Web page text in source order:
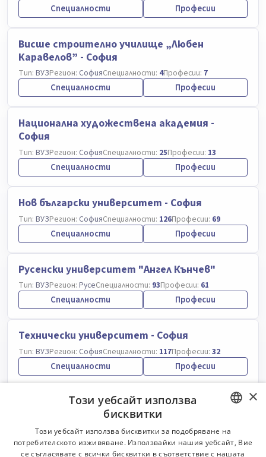
Специалности Професии
Висше строително училище „Любен
Каравелов” - София
Тип: ВУЗРегион: СофияСпециалности: 4Професии: 7
Специалности Професии
Национална художествена академия -
София
Тип: ВУЗРегион: СофияСпециалности: 25Професии: 13
Специалности Професии
Нов български университет - София
Тип: ВУЗРегион: СофияСпециалности: 126Професии: 69
Специалности Професии
Русенски университет "Ангел Кънчев"
Тип: ВУЗРегион: РусеСпециалности: 93Професии: 61
Специалности Професии
Технически университет - София
Тип: ВУЗРегион: СофияСпециалности: 117Професии: 32
Специалности Професии
Университет по архитектура,
строителство и геодезия - София
ВУЗРегион:СофияСпециалности:11Професии:7
Специалности Професии
BULGARIAN
ENGLISH
×
Този уебсайт използва
бисквитки
Този уебсайт използва бисквитки за подобряване на
потребителското изживяване. Използвайки нашия уебсайт, Вие
се съгласявате с всички бисквитки в съответствие с нашата